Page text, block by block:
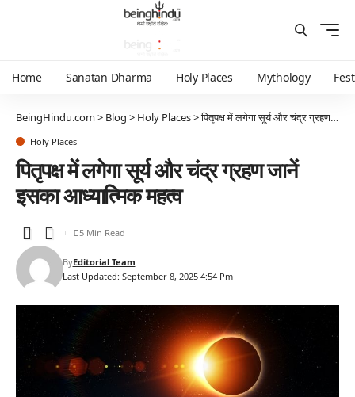
Home Sanatan Dharma Holy Places Mythology
BeingHindu.com> Blog > Holy Places>पितृपक्ष में लगेगा सूर्य और चंद्र ग्रहण जानें इसका आध्यात्मिक महत्व
Holy Places
पितृपक्ष में लगेगा सूर्य और चंद्र ग्रहण जानें
इसका आध्यात्मिक महत्व
Last Updated: September 8, 2025 4:54 Pm
ByEditorial Team
5 Min Read